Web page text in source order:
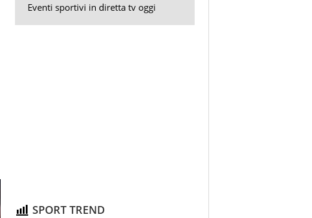
Eventi sportivi in diretta tv oggi
SPORT TREND